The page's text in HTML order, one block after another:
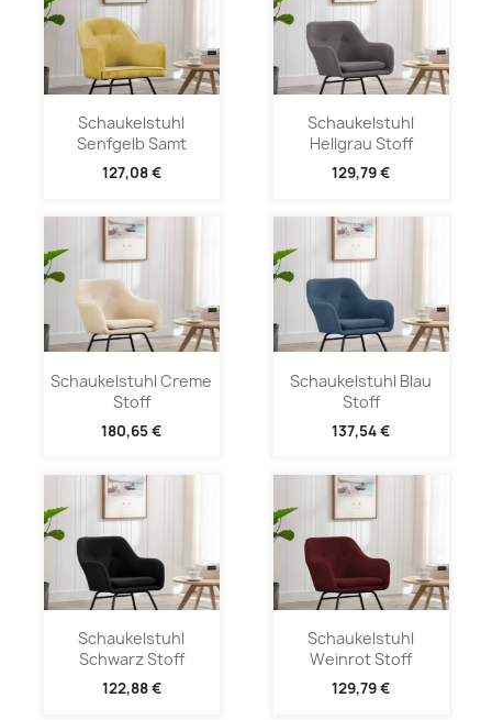
Schaukelstuhl
Senfgelb Samt
127,08 €
Schaukelstuhl
Hellgrau Stoff
129,79 €
Schaukelstuhl Creme
Stoff
180,65 €
Schaukelstuhl Blau
Stoff
137,54 €
Schaukelstuhl
Schwarz Stoff
122,88 €
Schaukelstuhl
Weinrot Stoff
129,79 €